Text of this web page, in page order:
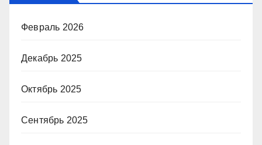
Февраль 2026
Декабрь 2025
Октябрь 2025
Сентябрь 2025